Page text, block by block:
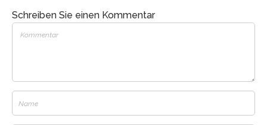
Schreiben Sie einen Kommentar